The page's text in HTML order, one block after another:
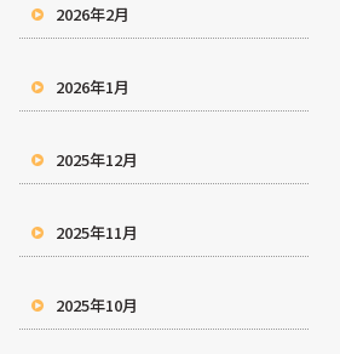
2026年2月
2026年1月
2025年12月
2025年11月
2025年10月